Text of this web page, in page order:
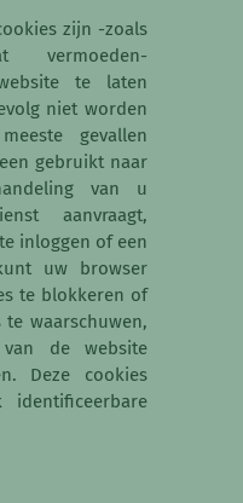
zijn -zoals
te laten
niet worden
gevallen
gebruikt naar
van u
aanvraagt,
inloggen of een
uw browser
te blokkeren of
waarschuwen,
de website
Deze cookies
identificeerbare